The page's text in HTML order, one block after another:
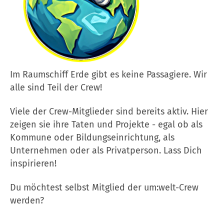
Im Raumschiff Erde gibt es keine Passagiere. Wir
alle sind Teil der Crew!
Viele der Crew-Mitglieder sind bereits aktiv. Hier
zeigen sie ihre Taten und Projekte - egal ob als
Kommune oder Bildungseinrichtung, als
Unternehmen oder als Privatperson. Lass Dich
inspirieren!
Du möchtest selbst Mitglied der um:welt-Crew
werden?